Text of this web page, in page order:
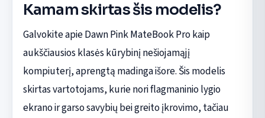
Kamam skirtas šis modelis?
Galvokite apie Dawn Pink MateBook Pro kaip
aukščiausios klasės kūrybinį nešiojamąjį
kompiuterį, aprengtą madinga išore. Šis modelis
skirtas vartotojams, kurie nori flagmaninio lygio
ekrano ir garso savybių bei greito įkrovimo, tačiau